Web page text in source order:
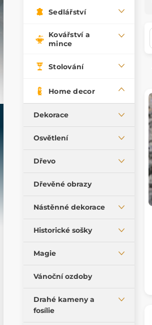
Sedlářství
Kovářství a
mince
Stolování
Home decor
Dekorace
Figurky
Poháry a hrnky
Historické miniatury
Polštáře
Osvětlení
Nástěnná svítidla
Olejové lampy
Dřevo
Sošky, reliéfy, truhly
Dřevěné obrazy
Nástěnné dekorace
Cedule
Plakáty
Historické sošky
Evropské sošky
Egyptské sošky
Asijské sošky
Magie
Magické talismany
Magické pomůcky
Vánoční ozdoby
Drahé kameny a
fosílie